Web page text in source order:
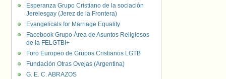
Esperanza Grupo Cristiano de la sociación
Jerelesgay (Jerez de la Frontera)
Evangelicals for Marriage Equality
Facebook Grupo Área de Asuntos Religiosos
de la FELGTBI+
Foro Europeo de Grupos Cristianos LGTB
Fundación Otras Ovejas (Argentina)
G. E. C. ABRAZOS